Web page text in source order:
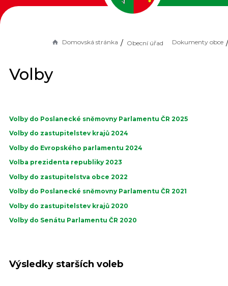
Domovská stránka Obecní úřad Dokumenty obce
Volby
Volby do Poslanecké sněmovny Parlamentu ČR 2025
Volby do zastupitelstev krajů 2024
Volby do Evropského parlamentu 2024
Volba prezidenta republiky 2023
Volby do zastupitelstva obce 2022
Volby do Poslanecké sněmovny Parlamentu ČR 2021
Volby do zastupitelstev krajů 2020
Volby do Senátu Parlamentu ČR 2020
Výsledky starších voleb